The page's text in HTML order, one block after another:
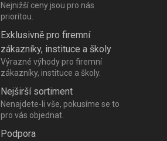
Nejnižší ceny jsou pro nás
prioritou.
Exklusivně pro firemní
zákazníky, instituce a školy
Výrazné výhody pro firemní
zákazníky, instituce a školy.
Nejširší sortiment
Nenajdete-li vše, pokusíme se to
pro vás objednat.
Podpora